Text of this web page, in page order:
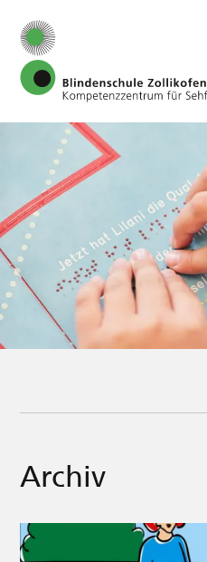
Archiv